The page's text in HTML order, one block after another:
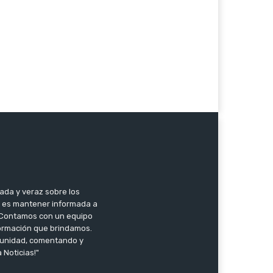
y veraz sobre los
mantener informada a
con un equipo
que brindamos.
comentando y
Noticias!"